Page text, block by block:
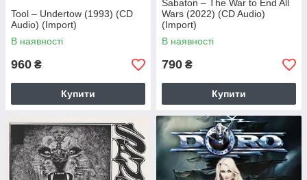
Tool – Undertow (1993) (CD
Audio) (Import)
В наявності
960 ₴
Купити
Sabaton – The War to End All
Wars (2022) (CD Audio)
(Import)
В наявності
790 ₴
Купити